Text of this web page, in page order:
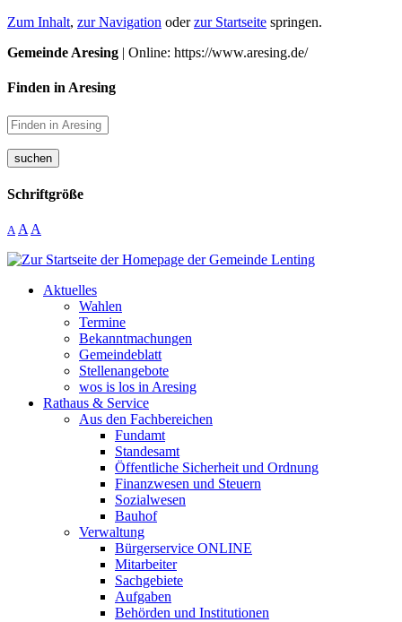
Zum Inhalt, zur Navigation oderzur Startseite springen.
Gemeinde Aresing | Online: https://www.aresing.de/
Finden in Aresing
suchen
Schriftgröße
A A A
Aktuelles
Wahlen
Termine
Bekanntmachungen
Gemeindeblatt
Stellenangebote
wos is los in Aresing
Rathaus & Service
Aus den Fachbereichen
Fundamt
Standesamt
Öffentliche Sicherheit und Ordnung
Finanzwesen und Steuern
Sozialwesen
Bauhof
Verwaltung
Bürgerservice ONLINE
Mitarbeiter
Sachgebiete
Aufgaben
Behörden und Institutionen